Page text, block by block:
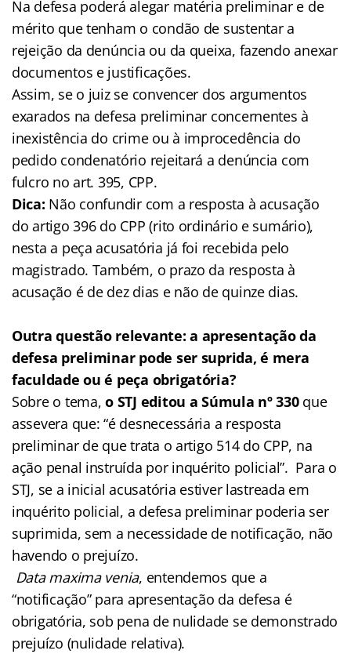
Na defesa poderá alegar matéria preliminar e de
mérito que tenham o condão de sustentar a
rejeição da denúncia ou da queixa, fazendo anexar
documentos e justificações.
Assim, se o juiz se convencer dos argumentos
exarados na defesa preliminar concernentes à
inexistência do crime ou à improcedência do
pedido condenatório rejeitará a denúncia com
fulcro no art. 395, CPP.
Dica: Não confundir com a resposta à acusação
do artigo 396 do CPP (rito ordinário e sumário),
nesta a peça acusatória já foi recebida pelo
magistrado. Também, o prazo da resposta à
acusação é de dez dias e não de quinze dias.
Outra questão relevante: a apresentação da
defesa preliminar pode ser suprida, é mera
faculdade ou é peça obrigatória?
Sobre o tema,o STJ editou a Súmula nº 330que
assevera que: “é desnecessária a resposta
preliminar de que trata o artigo 514 do CPP, na
ação penal instruída por inquérito policial”. Para o
STJ, se a inicial acusatória estiver lastreada em
inquérito policial, a defesa preliminar poderia ser
suprimida, sem a necessidade de notificação, não
havendo o prejuízo.
Data maxima venia, entendemos que a
“notificação” para apresentação da defesa é
obrigatória, sob pena de nulidade se demonstrado
prejuízo (nulidade relativa).